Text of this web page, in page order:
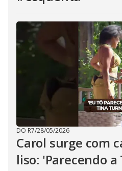
DO R7/28/05/2026
Carol surge com
liso: 'Parecendo